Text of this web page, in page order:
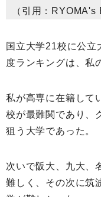
（引用：RYOMA's
国立大学21校に公立
度ランキングは、私
私が高専に在籍して
校が最難関であり、
狙う大学であった。
次いで阪大、九大、
難しく、その次に筑